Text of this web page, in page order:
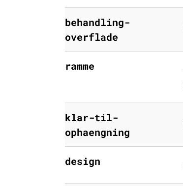
behandling-
overflade
ramme
klar-til-
ophaengning
design